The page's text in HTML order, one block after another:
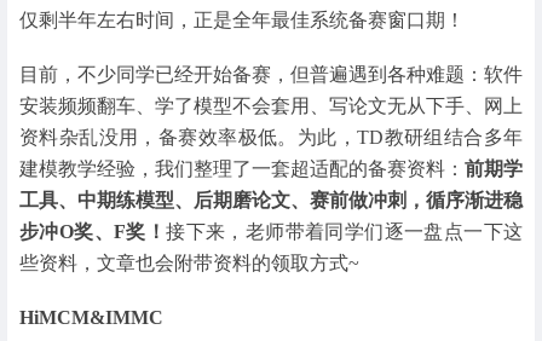
仅剩半年左右时间，正是全年最佳系统备赛窗口期！
目前，不少同学已经开始备赛，但普遍遇到各种难题：软件
安装频频翻车、学了模型不会套用、写论文无从下手、网上
资料杂乱没用，备赛效率极低。为此，TD教研组结合多年
建模教学经验，我们整理了一套超适配的备赛资料： 前期学
工具、中期练模型、后期磨论文、赛前做冲刺，循序渐进稳
步冲O奖、F奖！接下来，老师带着同学们逐一盘点一下这
些资料，文章也会附带资料的领取方式~
HiMCM&IMMC